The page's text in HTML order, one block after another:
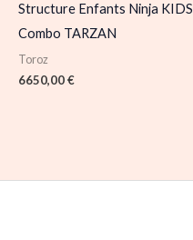
Structure Enfants Ninja KIDS
Combo TARZAN
Toroz
6650,00€